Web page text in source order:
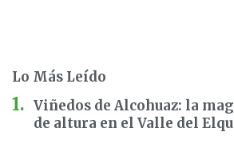
Lo Más Leído
Viñedos de Alcohuaz: la
de altura en el Valle del